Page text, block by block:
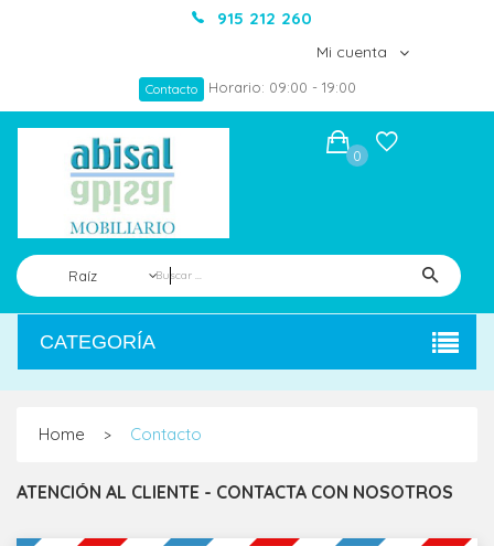
915 212 260
Mi cuenta
Contacto Horario: 09:00 - 19:00
Raíz
0
CATEGORÍA
Home > Contacto
ATENCIÓN AL CLIENTE - CONTACTA CON NOSOTROS